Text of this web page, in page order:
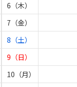
6（木）
7（金）
8（土）
9（日）
10（月）